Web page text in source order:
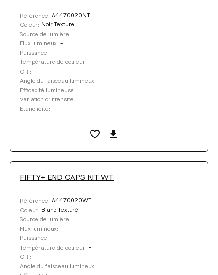
Référence: A4470020NT
Coleur: Noir Texturé
Source de lumière:
Flux lumineux: -
Puissance: -
Température de couleur: -
CRI:
Angle du faisceau lumineux:
Efficacité lumineuse:
Variation d’intensité:
Étanchéité: -
FIFTY+ END CAPS KIT WT
Référence: A4470020WT
Coleur: Blanc Texturé
Source de lumière:
Flux lumineux: -
Puissance: -
Température de couleur: -
CRI:
Angle du faisceau lumineux: